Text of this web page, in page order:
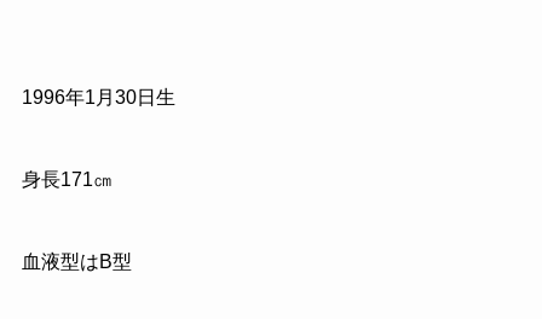
1996年1月30日生
身長171㎝
血液型はB型